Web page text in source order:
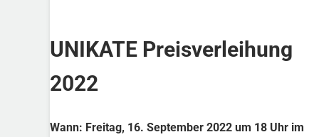
UNIKATE Preisverleihung
2022
Wann: Freitag, 16. September 2022 um 18 Uhr im